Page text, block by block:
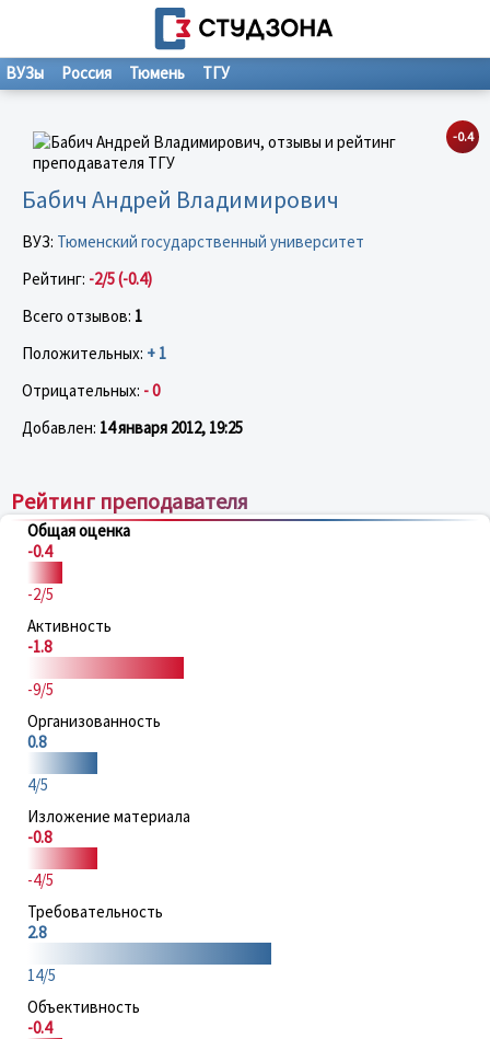
ВУЗы Россия Тюмень ТГУ
-0.4
Бабич Андрей Владимирович
ВУЗ: Тюменский государственный университет
Рейтинг: -2/5 (-0.4)
Всего отзывов: 1
Положительных: + 1
Отрицательных: - 0
Добавлен: 14 января 2012, 19:25
Рейтинг преподавателя
Общая оценка
-0.4
-2/5
Активность
-1.8
-9/5
Организованность
0.8
4/5
Изложение материала
-0.8
-4/5
Требовательность
2.8
14/5
Объективность
-0.4